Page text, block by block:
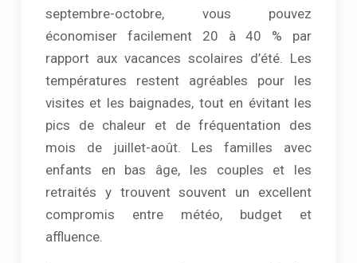
septembre-octobre, vous pouvez
économiser facilement 20 à 40 % par
rapport aux vacances scolaires d’été. Les
températures restent agréables pour les
visites et les baignades, tout en évitant les
pics de chaleur et de fréquentation des
mois de juillet-août. Les familles avec
enfants en bas âge, les couples et les
retraités y trouvent souvent un excellent
compromis entre météo, budget et
affluence.